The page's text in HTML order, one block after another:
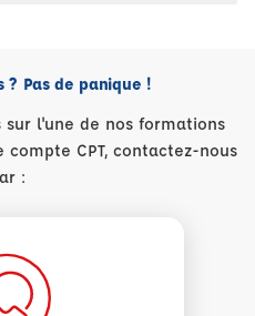
? Pas de panique !
sur l'une de nos formations
CPT, contactez-nous
: